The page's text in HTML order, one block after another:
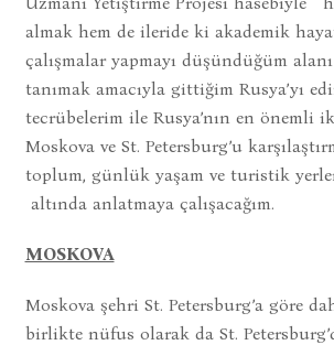
almak hem de ileride ki akademik
çalışmalar yapmayı düşündüğüm
tanımak amacıyla gittiğim Rusya’yı
tecrübelerim ile Rusya’nın en önemli
Moskova ve St. Petersburg’u
toplum, günlük yaşam ve turistik
altında anlatmaya çalışacağım.
MOSKOVA
Moskova şehri St. Petersburg’a göre
birlikte nüfus olarak da St.